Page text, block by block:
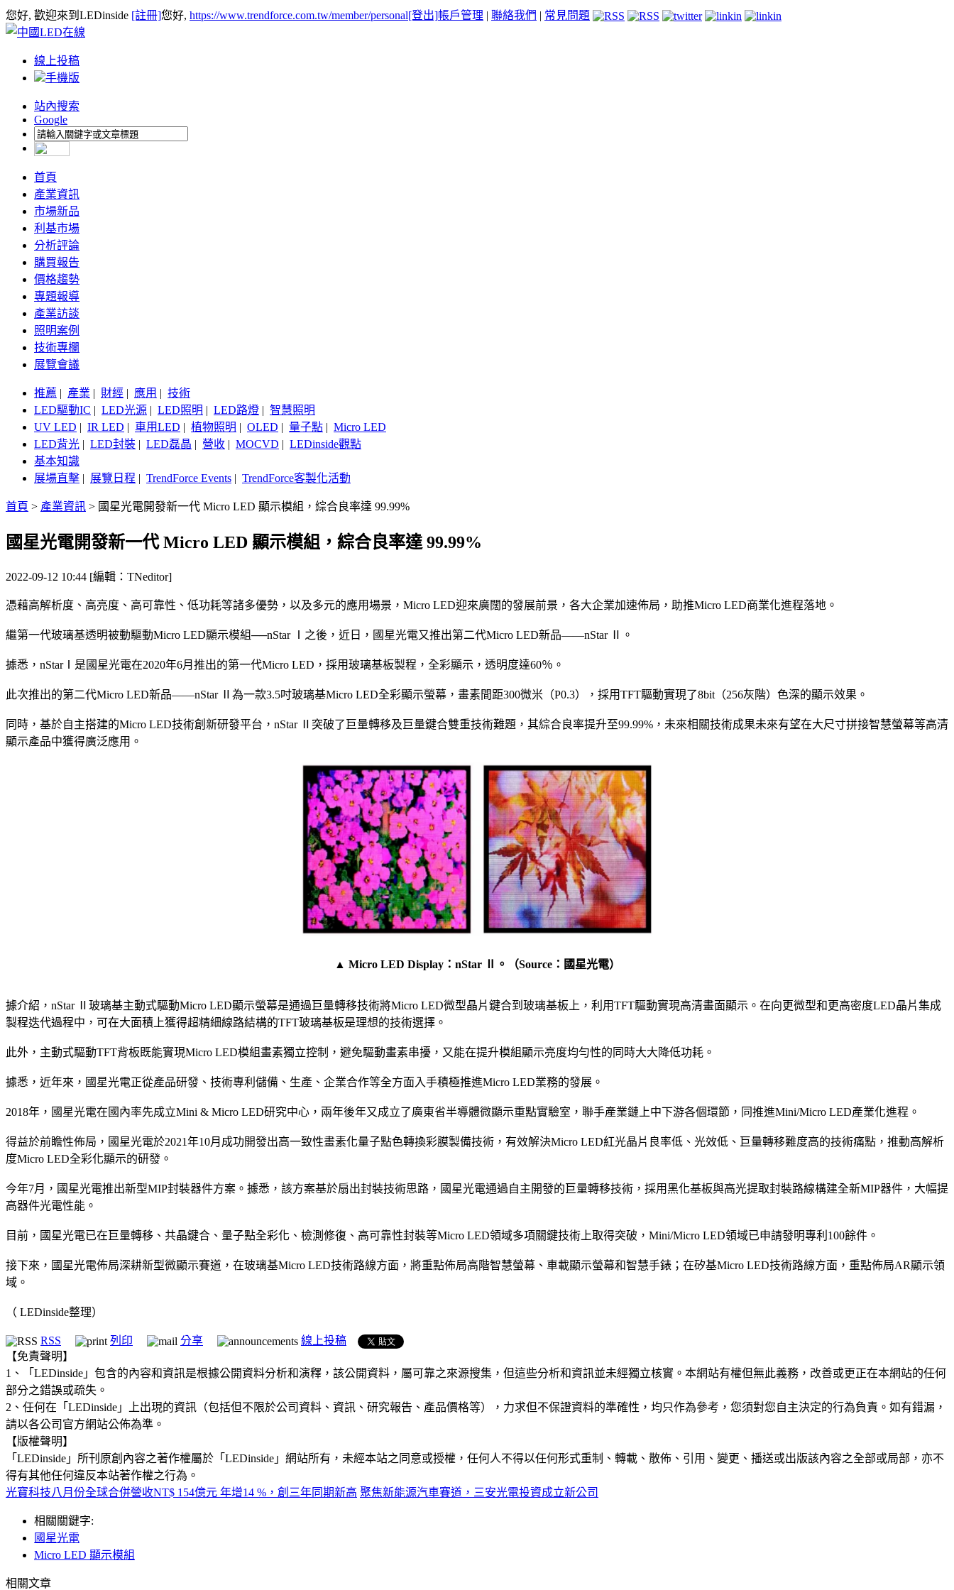
您好, 歡迎來到LEDinside [註冊]您好, https://www.trendforce.com.tw/member/personal[登出]帳戶管理 | 聯絡我們 | 常見問題
線上投稿
手機版
站內搜索
Google
首頁
產業資訊
市場新品
利基市場
分析評論
購買報告
價格趨勢
專題報導
產業訪談
照明案例
技術專欄
展覽會議
推薦 | 產業 | 財經 | 應用 | 技術
LED驅動IC | LED光源 | LED照明 | LED路燈 | 智慧照明
UV LED | IR LED | 車用LED | 植物照明 | OLED | 量子點 | Micro LED
LED背光 | LED封裝 | LED磊晶 | 營收 | MOCVD | LEDinside觀點
基本知識
展場直擊 | 展覽日程 | TrendForce Events | TrendForce客製化活動
首頁 > 產業資訊 > ​國星光電開發新一代 Micro LED 顯示模組，綜合良率達 99.99%
​國星光電開發新一代 Micro LED 顯示模組，綜合良率達 99.99%
2022-09-12 10:44 [編輯：TNeditor]
憑藉高解析度、高亮度、高可靠性、低功耗等諸多優勢，以及多元的應用場景，Micro LED迎來廣闊的發展前景，各大企業加速佈局，助推Micro LED商業化進程落地。
繼第一代玻璃基透明被動驅動Micro LED顯示模組──nStar Ⅰ之後，近日，國星光電又推出第二代Micro LED新品——nStar Ⅱ。
據悉，nStarⅠ是國星光電在2020年6月推出的第一代Micro LED，採用玻璃基板製程，全彩顯示，透明度達60％。
此次推出的第二代Micro LED新品——nStar Ⅱ為一款3.5吋玻璃基Micro LED全彩顯示螢幕，畫素間距300微米（P0.3），採用TFT驅動實現了8bit（256灰階）色深的顯示效果。
同時，基於自主搭建的Micro LED技術創新研發平台，nStar Ⅱ突破了巨量轉移及巨量鍵合雙重技術難題，其綜合良率提升至99.99%，未來相關技術成果未來有望在大尺寸拼接智慧螢幕等高清
顯示產品中獲得廣泛應用。
▲ Micro LED Display：nStar Ⅱ。（Source：國星光電）
據介紹，nStar Ⅱ玻璃基主動式驅動Micro LED顯示螢幕是通過巨量轉移技術將Micro LED微型晶片鍵合到玻璃基板上，利用TFT驅動實現高清畫面顯示。在向更微型和更高密度LED晶片集成
製程迭代過程中，可在大面積上獲得超精細線路結構的TFT玻璃基板是理想的技術選擇。
此外，主動式驅動TFT背板既能實現Micro LED模組畫素獨立控制，避免驅動畫素串擾，又能在提升模組顯示亮度均勻性的同時大大降低功耗。
據悉，近年來，國星光電正從產品研發、技術專利儲備、生產、企業合作等全方面入手積極推進Micro LED業務的發展。
2018年，國星光電在國內率先成立Mini & Micro LED研究中心，兩年後年又成立了廣東省半導體微顯示重點實驗室，聯手產業鏈上中下游各個環節，同推進Mini/Micro LED產業化進程。
得益於前瞻性佈局，國星光電於2021年10月成功開發出高一致性畫素化量子點色轉換彩膜製備技術，有效解決Micro LED紅光晶片良率低、光效低、巨量轉移難度高的技術痛點，推動高解析
度Micro LED全彩化顯示的研發。
今年7月，國星光電推出新型MIP封裝器件方案。據悉，該方案基於扇出封裝技術思路，國星光電通過自主開發的巨量轉移技術，採用黑化基板與高光提取封裝路線構建全新MIP器件，大幅提
高器件光電性能。
目前，國星光電已在巨量轉移、共晶鍵合、量子點全彩化、檢測修復、高可靠性封裝等Micro LED領域多項關鍵技術上取得突破，Mini/Micro LED領域已申請發明專利100餘件。
接下來，國星光電佈局深耕新型微顯示賽道，在玻璃基Micro LED技術路線方面，將重點佈局高階智慧螢幕、車載顯示螢幕和智慧手錶；在矽基Micro LED技術路線方面，重點佈局AR顯示領
域。
（ LEDinside整理）
RSS 列印 分享
線上投稿
【免責聲明】
1、「LEDinside」包含的內容和資訊是根據公開資料分析和演釋，該公開資料，屬可靠之來源搜集，但這些分析和資訊並未經獨立核實。本網站有權但無此義務，改善或更正在本網站的任何
部分之錯誤或疏失。
2、任何在「LEDinside」上出現的資訊（包括但不限於公司資料、資訊、研究報告、產品價格等），力求但不保證資料的準確性，均只作為參考，您須對您自主決定的行為負責。如有錯漏，
請以各公司官方網站公佈為準。
【版權聲明】
「LEDinside」所刊原創內容之著作權屬於「LEDinside」網站所有，未經本站之同意或授權，任何人不得以任何形式重制、轉載、散佈、引用、變更、播送或出版該內容之全部或局部，亦不
得有其他任何違反本站著作權之行為。
光寶科技八月份全球合併營收NT$ 154億元 年增14 %，創三年同期新高 聚焦新能源汽車賽道，三安光電投資成立新公司
相關關鍵字:
​國星光電
Micro LED 顯示模組
相關文章